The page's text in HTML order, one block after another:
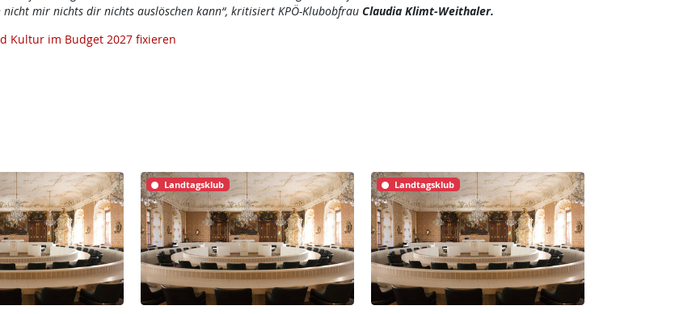
mir nichts dir nichts auslöschen kann“, kritisiert KPÖ-Klubobfrau Claudia Klimt-Weithaler.
Kultur im Budget 2027 fixieren
Landtagsklub Landtagsklub